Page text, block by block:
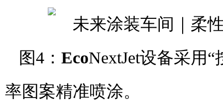
图4： EcoNextJet设备采用
率图案精准喷涂。